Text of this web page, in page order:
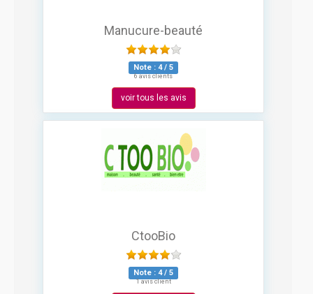
Manucure-beauté
Note : 4/ 5
6 avis clients
voir tous les avis
CtooBio
Note : 4/ 5
1 avis client